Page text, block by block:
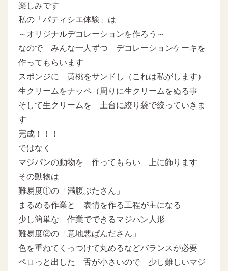
楽しみです
私の「パティシエ体験」は
～オリジナルデコレーションを作ろう～
なので みんな一人ずつ デコレーションケーキを
作ってもらいます
スポンジに 黄桃をサンドし（これは私がします）
生クリームをナッペ（周りに生クリームをぬる事
そして生クリームを 土台に絞り袋で絞っていきま
す
完成！！！
ではなく
マジパンの動物を 作ってもらい 上に飾ります
その動物は
難易度①の「満腹ぶたさん」
まるめる作業と 表情を作る工程が主になる
少し簡単な 作業でできるマジパン人形
難易度②の「意地悪ぱんださん」
色を重ねてくっつけて丸めるなどバランスが必要
ペロっと出した 舌が小さいので 少し難しいマジ